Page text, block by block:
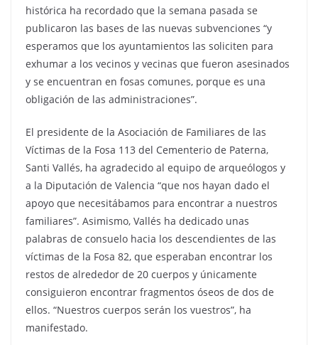
histórica ha recordado que la semana pasada se
publicaron las bases de las nuevas subvenciones “y
esperamos que los ayuntamientos las soliciten para
exhumar a los vecinos y vecinas que fueron asesinados
y se encuentran en fosas comunes, porque es una
obligación de las administraciones”.
El presidente de la Asociación de Familiares de las
Víctimas de la Fosa 113 del Cementerio de Paterna,
Santi Vallés, ha agradecido al equipo de arqueólogos y
a la Diputación de Valencia “que nos hayan dado el
apoyo que necesitábamos para encontrar a nuestros
familiares”. Asimismo, Vallés ha dedicado unas
palabras de consuelo hacia los descendientes de las
víctimas de la Fosa 82, que esperaban encontrar los
restos de alrededor de 20 cuerpos y únicamente
consiguieron encontrar fragmentos óseos de dos de
ellos. “Nuestros cuerpos serán los vuestros”, ha
manifestado.